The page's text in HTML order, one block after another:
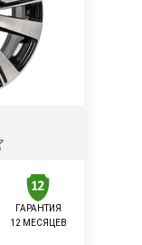
ГАРАНТИЯ
12 МЕСЯЦЕВ